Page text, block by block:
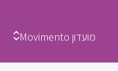
מועדון Movimento